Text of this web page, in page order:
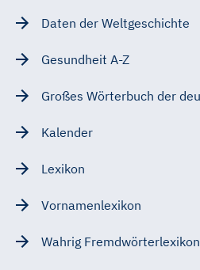
Daten der Weltgeschichte
Gesundheit A-Z
Großes Wörterbuch der
Kalender
Lexikon
Vornamenlexikon
Wahrig Fremdwörterlexikon